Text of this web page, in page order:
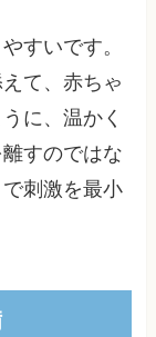
すいです。
て、赤ちゃ
に、温かく
すのではな
刺激を最小